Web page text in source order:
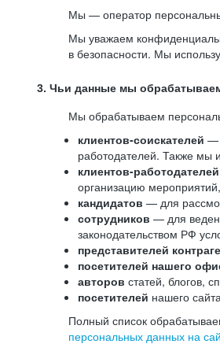
Мы — оператор
Мы уважаем
в безопасности. Мы
3. Чьи данные мы
Мы обрабатываем
клиентов-соискателей —
работодателей. Также мы
клиентов-работодателей
организацию
кандидатов — для
сотрудников — для
законодательством РФ
представителей
посетителей нашего
авторов статей, блогов,
посетителей нашего
Полный список
персональных данных на